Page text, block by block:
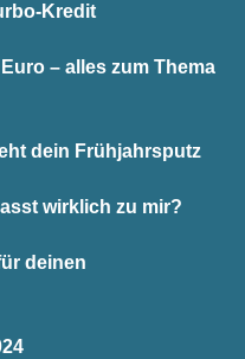
Kredit
– alles zum Thema
dein Frühjahrsputz
wirklich zu mir?
deinen